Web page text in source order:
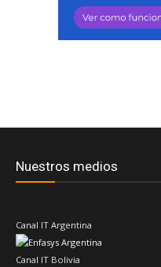
Nuestros medios
Canal IT Argentina
Canal IT Bolivia